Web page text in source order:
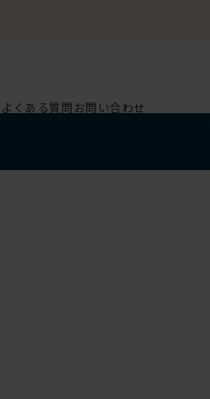
よくある質問お問い合わせ